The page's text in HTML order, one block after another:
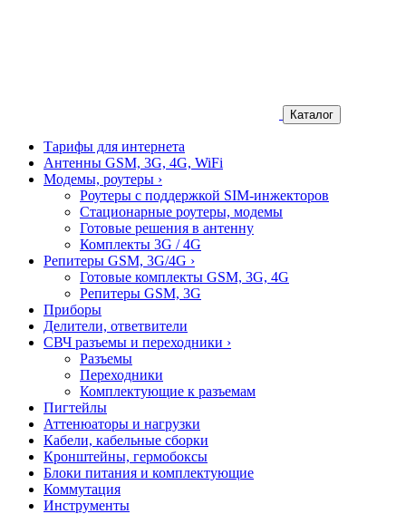
Каталог
Тарифы для интернета
Антенны GSM, 3G, 4G, WiFi
Модемы, роутеры ›
Роутеры с поддержкой SIM-инжекторов
Стационарные роутеры, модемы
Готовые решения в антенну
Комплекты 3G / 4G
Репитеры GSM, 3G/4G ›
Готовые комплекты GSM, 3G, 4G
Репитеры GSM, 3G
Приборы
Делители, ответвители
СВЧ разъемы и переходники ›
Разъемы
Переходники
Комплектующие к разъемам
Пигтейлы
Аттенюаторы и нагрузки
Кабели, кабельные сборки
Кронштейны, гермобоксы
Блоки питания и комплектующие
Коммутация
Инструменты